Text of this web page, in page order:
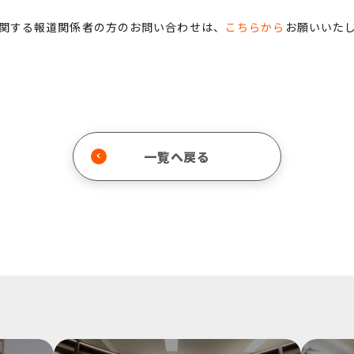
する報道関係者の方のお問い合わせは、 こちらから お願いいた
一覧へ戻る